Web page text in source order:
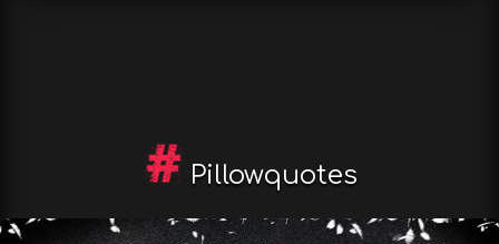
Pillowquotes